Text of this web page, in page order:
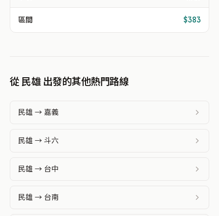
區間 $383
從 民雄 出發的其他熱門路線
民雄 → 嘉義
民雄 → 斗六
民雄 → 台中
民雄 → 台南